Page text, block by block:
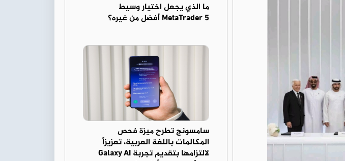
ما الذي يجعل اختيار وسيط
MetaTrader 5 أفضل من غيره؟
سامسونج تطرح ميزة فحص
المكالمات باللغة العربية، تعزيزاً
لالتزامها بتقديم تجربة Galaxy AI